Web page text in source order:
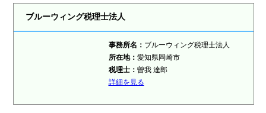
ブルーウィング税理士法人
事務所名： ブルーウィング税理士法人
所在地： 愛知県岡崎市
税理士： 曽我 達郎
詳細を見る